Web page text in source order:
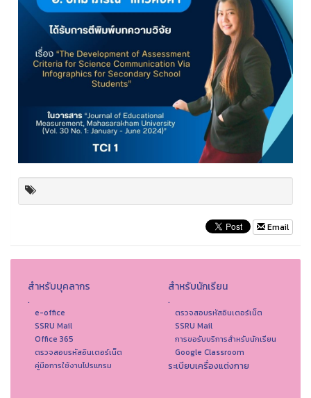
Email
สำหรับบุคลากร
.
e-office
SSRU Mail
Office 365
ตรวจสอบรหัสอินเตอร์เน็ต
คู่มือการใช้งานโปรแกรม
สำหรับนักเรียน
.
ตรวจสอบรหัสอินเตอร์เน็ต
SSRU Mail
การขอรับบริการสำหรับนักเรียน
Google Classroom
ระเบียบเครื่องแต่งกาย